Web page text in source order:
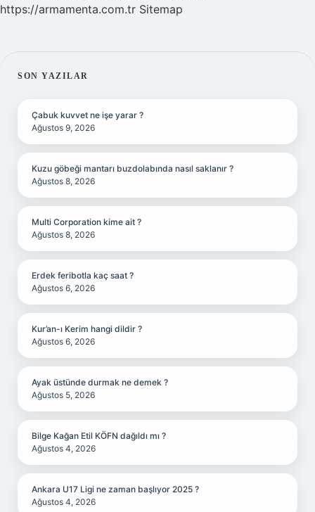
https://armamenta.com.tr Sitemap
SIDEBAR
SON YAZILAR
Çabuk kuvvet ne işe yarar ?
Ağustos 9, 2026
Kuzu göbeği mantarı buzdolabında nasıl saklanır ?
Ağustos 8, 2026
Multi Corporation kime ait ?
Ağustos 8, 2026
Erdek feribotla kaç saat ?
Ağustos 6, 2026
Kur’an-ı Kerim hangi dildir ?
Ağustos 6, 2026
Ayak üstünde durmak ne demek ?
Ağustos 5, 2026
Bilge Kağan Etil KÖFN dağıldı mı ?
Ağustos 4, 2026
Ankara U17 Ligi ne zaman başlıyor 2025 ?
Ağustos 4, 2026